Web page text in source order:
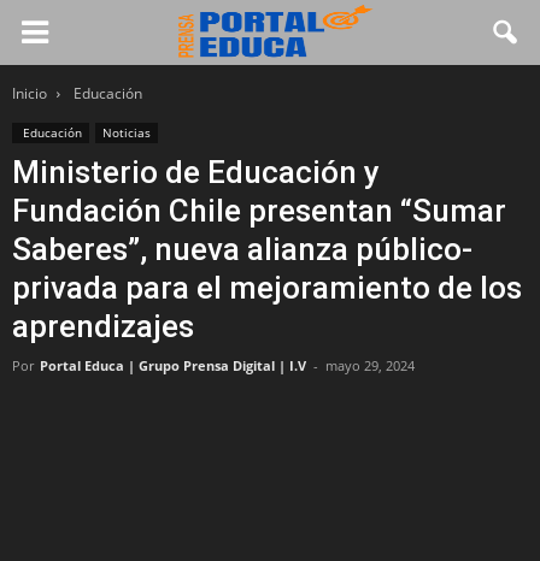
Inicio Educación
Educación Noticias
Ministerio de Educación y
Fundación Chile presentan “Sumar
Saberes”, nueva alianza público-
privada para el mejoramiento de los
aprendizajes
Por Portal Educa | Grupo Prensa Digital | I.V - mayo 29, 2024